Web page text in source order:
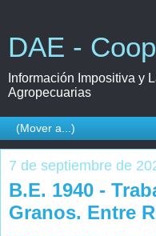
DAE -
Información Impositiva y
Agropecuarias
7 de septiembre de
B.E. 1940 -
Granos. Entre